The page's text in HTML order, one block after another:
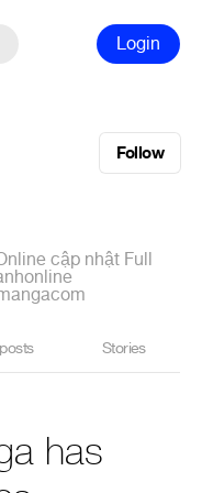
Login
Follow
cập nhật Full
Stories
has